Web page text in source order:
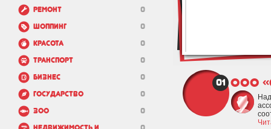
0
Ремонт
0
Шоппинг
0
Красота
0
Транспорт
0
Бизнес
0
Государство
0
Зоо
01 ООО